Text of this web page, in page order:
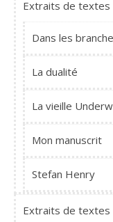
Extraits de textes
Dans les
La dualité
La vieille
Mon manuscrit
Stefan Henry
Extraits de textes